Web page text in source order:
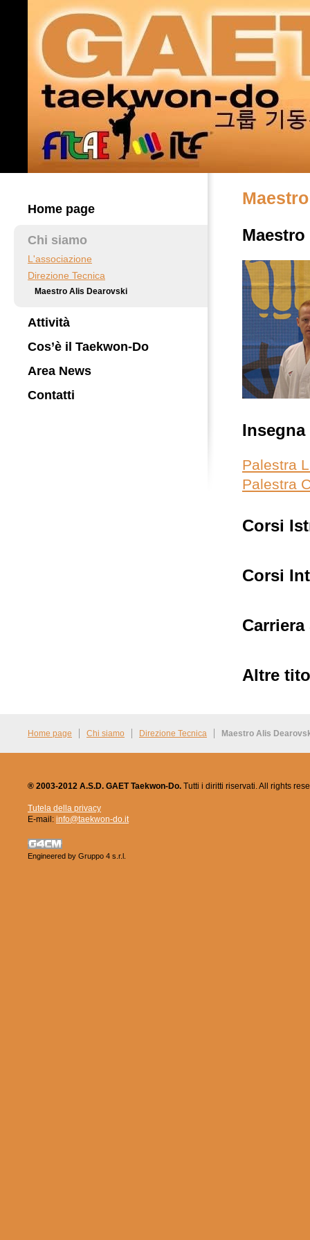
Home page
Chi siamo
L'associazione
Direzione Tecnica
Maestro Alis Dearovski
Attività
Cos’è il Taekwon-Do
Area News
Contatti
Maestro
Palestra
Palestra
Corsi
Corsi
Altre
Home page Chi siamo Direzione Tecnica Maestro Alis
® 2003-2012 A.S.D. GAET Taekwon-Do. Tutti i diritti riservati. All rights
Tutela della privacy
E-mail: info@taekwon-do.it
Engineered by Gruppo 4 s.r.l.